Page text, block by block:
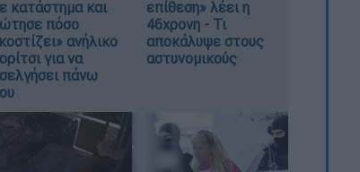
κατάστημα και
πόσο
ανήλικο
για να
πάνω
επίθεση» λέει η
46χρονη - Τι
αποκάλυψε στους
αστυνομικούς